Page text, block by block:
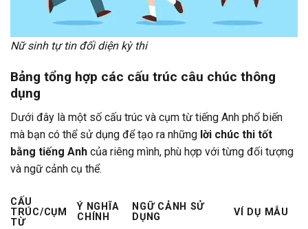
Nữ sinh tự tin đối diện kỳ thi
Bảng tổng hợp các cấu trúc câu chúc thông
dụng
Dưới đây là một số cấu trúc và cụm từ tiếng Anh phổ biến
mà bạn có thể sử dụng để tạo ra những lời chúc thi tốt
bằng tiếng Anh của riêng mình, phù hợp với từng đối tượng
và ngữ cảnh cụ thể.
CẤU
TRÚC/CỤM
TỪ
Ý NGHĨA
CHÍNH
NGỮ CẢNH SỬ
DỤNG
VÍ DỤ MẪU